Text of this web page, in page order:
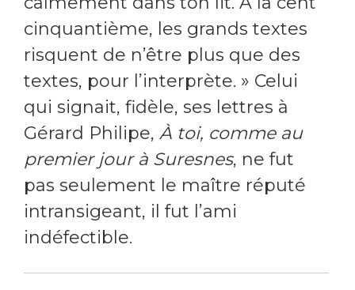
cinquantième, les grands textes
risquent de n’être plus que des
textes, pour l’interprète. » Celui
qui signait, fidèle, ses lettres à
Gérard Philipe, À toi, comme au
premier jour à Suresnes, ne fut
pas seulement le maître réputé
intransigeant, il fut l’ami
indéfectible.